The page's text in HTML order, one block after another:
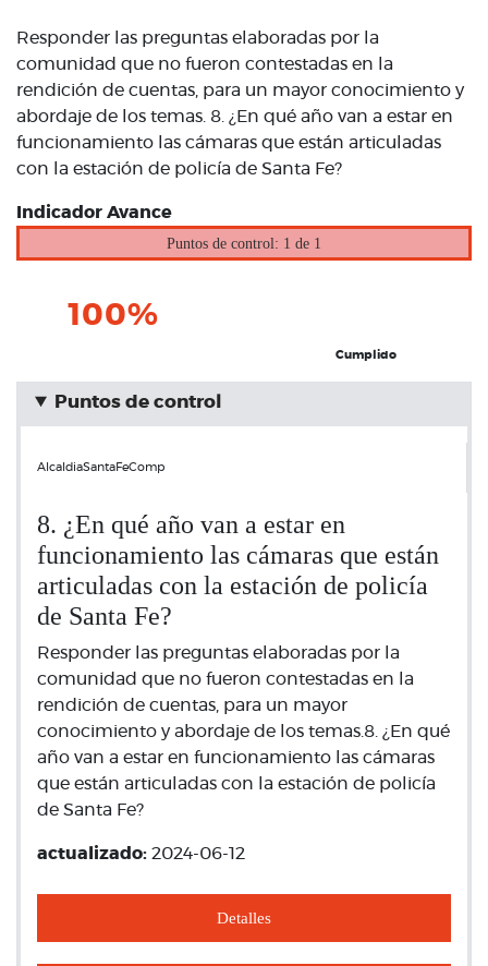
Responder las preguntas elaboradas por la
comunidad que no fueron contestadas en la
rendición de cuentas, para un mayor conocimiento y
abordaje de los temas. 8. ¿En qué año van a estar en
funcionamiento las cámaras que están articuladas
con la estación de policía de Santa Fe?
Indicador Avance
Puntos de control: 1 de 1
100%
Cumplido
Puntos de control
AlcaldiaSantaFeComp
8. ¿En qué año van a estar en
funcionamiento las cámaras que están
articuladas con la estación de policía
de Santa Fe?
Responder las preguntas elaboradas por la
comunidad que no fueron contestadas en la
rendición de cuentas, para un mayor
conocimiento y abordaje de los temas.8. ¿En qué
año van a estar en funcionamiento las cámaras
que están articuladas con la estación de policía
de Santa Fe?
actualizado: 2024-06-12
Detalles